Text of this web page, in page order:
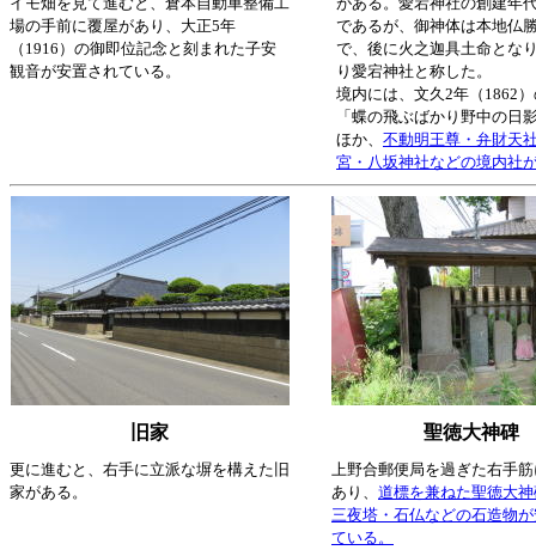
場の手前に覆屋があり、大正5年
（1916）の御即位記念と刻まれた子安
観音が安置されている。
であるが、御神体は本地仏
で、後に火之迦具土命とな
り愛宕神社と称した。
境内には、文久2年（1862
「蝶の飛ぶばかり野中の日
ほか、 不動明王尊・弁財天
宮・八坂神社などの境内社
旧家 聖徳大神碑
更に進むと、右手に立派な塀を構えた旧
家がある。
上野合郵便局を過ぎた右手
あり、 道標を兼ねた聖徳大
三夜塔・石仏などの石造物
ている。